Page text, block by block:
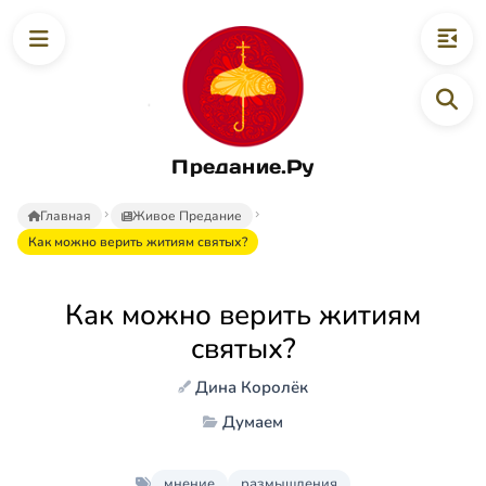
Предание.Ру
Главная
Живое Предание
Как можно верить житиям святых?
Как можно верить житиям
святых?
Дина Королёк
Думаем